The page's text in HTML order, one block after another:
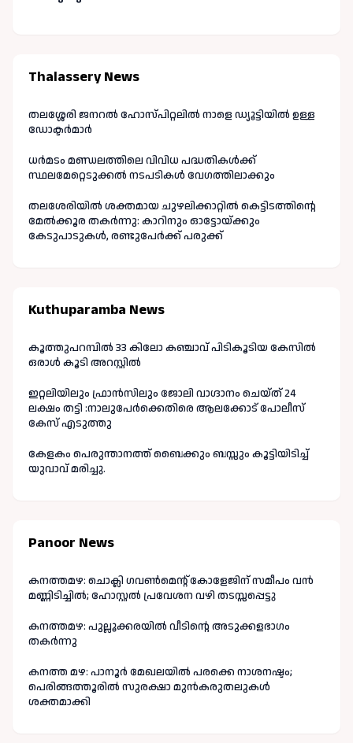
Thalassery News
തലശ്ശേരി ജനറൽ ഹോസ്പിറ്റലിൽ നാളെ ഡ്യൂട്ടിയിൽ ഉള്ള
ഡോക്ടർമാർ
ധർമടം മണ്ഡലത്തിലെ വിവിധ പദ്ധതികൾക്ക്
സ്ഥലമേറ്റെടുക്കൽ നടപടികൾ വേഗത്തിലാക്കും
തലശേരിയിൽ ശക്തമായ ചുഴലിക്കാറ്റിൽ കെട്ടിടത്തിന്റെ
മേൽക്കൂര തകർന്നു: കാറിനും ഓട്ടോയ്ക്കും
കേടുപാടുകൾ, രണ്ടുപേർക്ക് പരുക്ക്
Kuthuparamba News
കൂത്തുപറമ്പിൽ 33 കിലോ കഞ്ചാവ് പിടികൂടിയ കേസിൽ
ഒരാൾ കൂടി അറസ്റ്റിൽ
ഇറ്റലിയിലും ഫ്രാൻസിലും ജോലി വാഗ്ദാനം ചെയ്ത് 24
ലക്ഷം തട്ടി :നാലുപേർക്കെതിരെ ആലക്കോട് പോലീസ്
കേസ് എടുത്തു
കേളകം പെരുന്താനത്ത് ബൈക്കും ബസ്സും കൂട്ടിയിടിച്ച്
യുവാവ് മരിച്ചു.
Panoor News
കനത്തമഴ: ചൊക്ലി ഗവൺമെന്റ് കോളേജിന് സമീപം വൻ
മണ്ണിടിച്ചിൽ; ഹോസ്റ്റൽ പ്രവേശന വഴി തടസ്സപ്പെട്ടു
കനത്തമഴ: പുല്ലൂക്കരയിൽ വീടിന്റെ അടുക്കളഭാഗം
തകർന്നു
കനത്ത മഴ: പാനൂർ മേഖലയിൽ പരക്കെ നാശനഷ്ടം;
പെരിങ്ങത്തൂരിൽ സുരക്ഷാ മുൻകരുതലുകൾ
ശക്തമാക്കി